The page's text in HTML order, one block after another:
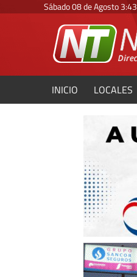
Sábado 08 de Agosto3:43
INICIO LOCALES